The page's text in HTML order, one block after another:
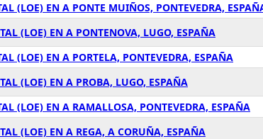
(LOE) EN A PONTE MUIÑOS, PONTEVEDRA,
(LOE) EN A PONTENOVA, LUGO, ESPAÑA
(LOE) EN A PORTELA, PONTEVEDRA, ESPAÑA
(LOE) EN A PROBA, LUGO, ESPAÑA
(LOE) EN A RAMALLOSA, PONTEVEDRA, ESPAÑA
(LOE) EN A REGA, A CORUÑA, ESPAÑA